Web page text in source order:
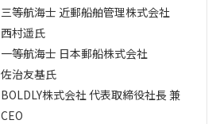
三等航海士 近郵船舶管理株式会社
西村遥氏
一等航海士 日本郵船株式会社
佐治友基氏
BOLDLY株式会社 代表取締役社長 兼
CEO